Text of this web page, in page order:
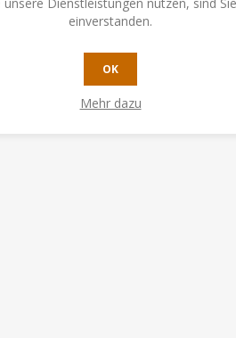
einverstanden.
OK
Mehr dazu